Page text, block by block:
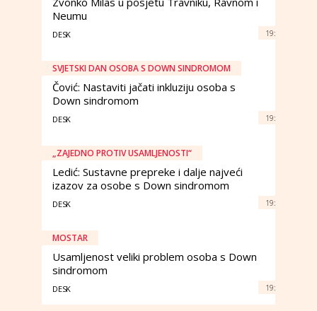
Neumu
DESK 19:
SVJETSKI DAN OSOBA S DOWN SINDROMOM
Čović: Nastaviti jačati inkluziju osoba s
Down sindromom
DESK 19:
„ZAJEDNO PROTIV USAMLJENOSTI“
Ledić: Sustavne prepreke i dalje najveći
izazov za osobe s Down sindromom
DESK 19:
MOSTAR
Usamljenost veliki problem osoba s Down
sindromom
DESK 19: